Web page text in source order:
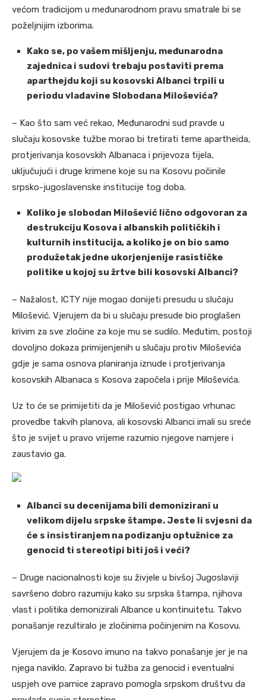
većom tradicijom u međunarodnom pravu smatrale bi se
poželjnijim izborima.
Kako se, po vašem mišljenju, međunarodna
zajednica i sudovi trebaju postaviti prema
aparthejdu koji su kosovski Albanci trpili u
periodu vladavine Slobodana Miloševića?
– Kao što sam već rekao, Međunarodni sud pravde u
slučaju kosovske tužbe morao bi tretirati teme apartheida,
protjerivanja kosovskih Albanaca i prijevoza tijela,
uključujući i druge krimene koje su na Kosovu počinile
srpsko-jugoslavenske institucije tog doba.
Koliko je slobodan Milošević lično odgovoran za
destrukciju Kosova i albanskih političkih i
kulturnih institucija, a koliko je on bio samo
produžetak jedne ukorjenjenije rasističke
politike u kojoj su žrtve bili kosovski Albanci?
– Nažalost, ICTY nije mogao donijeti presudu u slučaju
Milošević. Vjerujem da bi u slučaju presude bio proglašen
krivim za sve zločine za koje mu se sudilo. Međutim, postoji
dovoljno dokaza primijenjenih u slučaju protiv Miloševića
gdje je sama osnova planiranja iznude i protjerivanja
kosovskih Albanaca s Kosova započela i prije Miloševića.
Uz to će se primijetiti da je Milošević postigao vrhunac
provedbe takvih planova, ali kosovski Albanci imali su sreće
što je svijet u pravo vrijeme razumio njegove namjere i
zaustavio ga.
Albanci su decenijama bili demonizirani u
velikom dijelu srpske štampe. Jeste li svjesni da
će s insistiranjem na podizanju optužnice za
genocid ti stereotipi biti još i veći?
– Druge nacionalnosti koje su živjele u bivšoj Jugoslaviji
savršeno dobro razumiju kako su srpska štampa, njihova
vlast i politika demonizirali Albance u kontinuitetu. Takvo
ponašanje rezultiralo je zločinima počinjenim na Kosovu.
Vjerujem da je Kosovo imuno na takvo ponašanje jer je na
njega naviklo. Zapravo bi tužba za genocid i eventualni
uspjeh ove parnice zapravo pomogla srpskom društvu da